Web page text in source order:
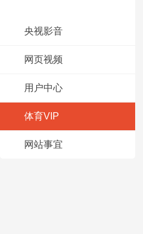
VIP会员
财经 教育
央视影音
网页视频
用户中心
体育VIP
网站事宜